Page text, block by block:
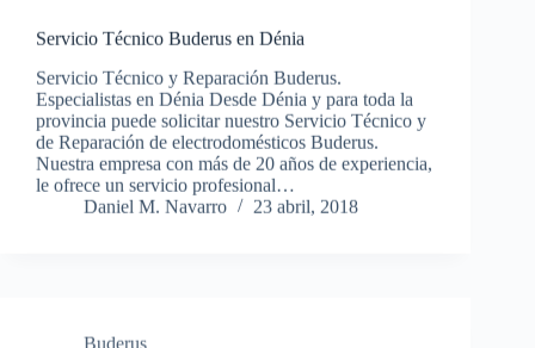
Servicio Técnico Buderus en Dénia
Servicio Técnico y Reparación Buderus.
Especialistas en Dénia Desde Dénia y para toda la
provincia puede solicitar nuestro Servicio Técnico y
de Reparación de electrodomésticos Buderus.
Nuestra empresa con más de 20 años de experiencia,
le ofrece un servicio profesional…
Daniel M. Navarro
23 abril, 2018
Buderus